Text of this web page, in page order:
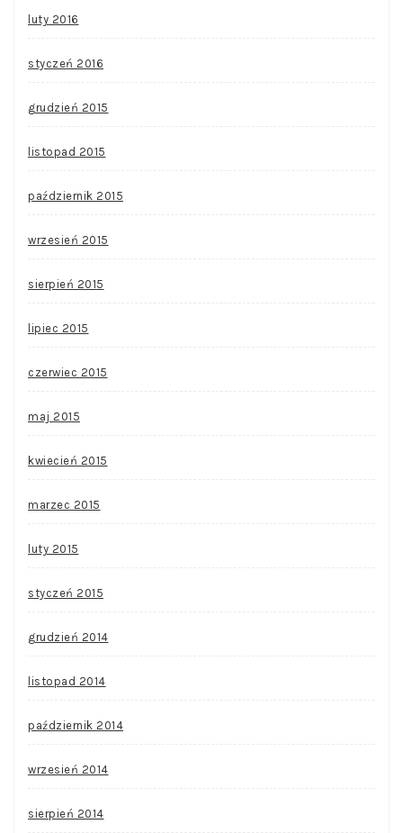
luty 2016
styczeń 2016
grudzień 2015
listopad 2015
październik 2015
wrzesień 2015
sierpień 2015
lipiec 2015
czerwiec 2015
maj 2015
kwiecień 2015
marzec 2015
luty 2015
styczeń 2015
grudzień 2014
listopad 2014
październik 2014
wrzesień 2014
sierpień 2014